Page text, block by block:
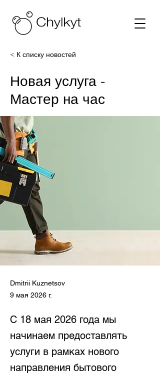
< К списку новостей
Новая услуга -
Мастер на час
Dmitrii Kuznetsov
9 мая 2026 г.
С 18 мая 2026 года мы
начинаем предоставлять
услуги в рамках нового
направления бытового